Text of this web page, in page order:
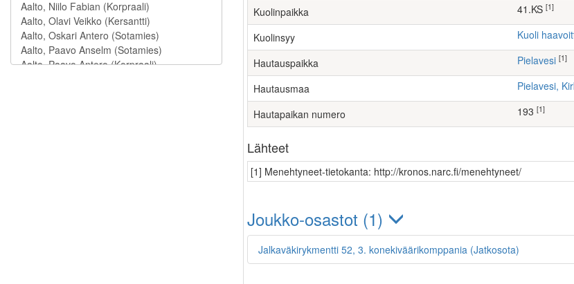
Kuolinpaikka 41.KS [1]
Kuolinsyy Kuoli
Hautauspaikka Pielavesi [1]
Hautausmaa Pielavesi,
Hautapaikan numero 193 [1]
Lähteet
[1] Menehtyneet-tietokanta: http://kronos.narc.fi/menehtyneet/
Joukko-osastot (1)
Jalkaväkirykmentti 52, 3. konekiväärikomppania (Jatkosota)